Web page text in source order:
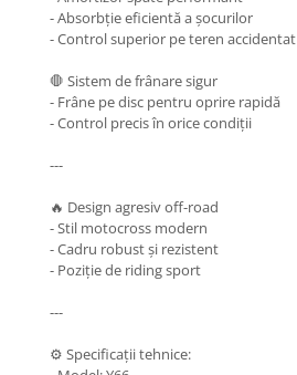
Unelte & truse
Rulouri de nichel
Tuburi termocontractabile
- Absorbție eficientă a șocurilor
- Control superior pe teren accidentat
🛑 Sistem de frânare sigur
- Frâne pe disc pentru oprire rapidă
- Control precis în orice condiții
---
🔥 Design agresiv off-road
- Stil motocross modern
- Cadru robust și rezistent
- Poziție de riding sport
---
⚙️ Specificații tehnice: